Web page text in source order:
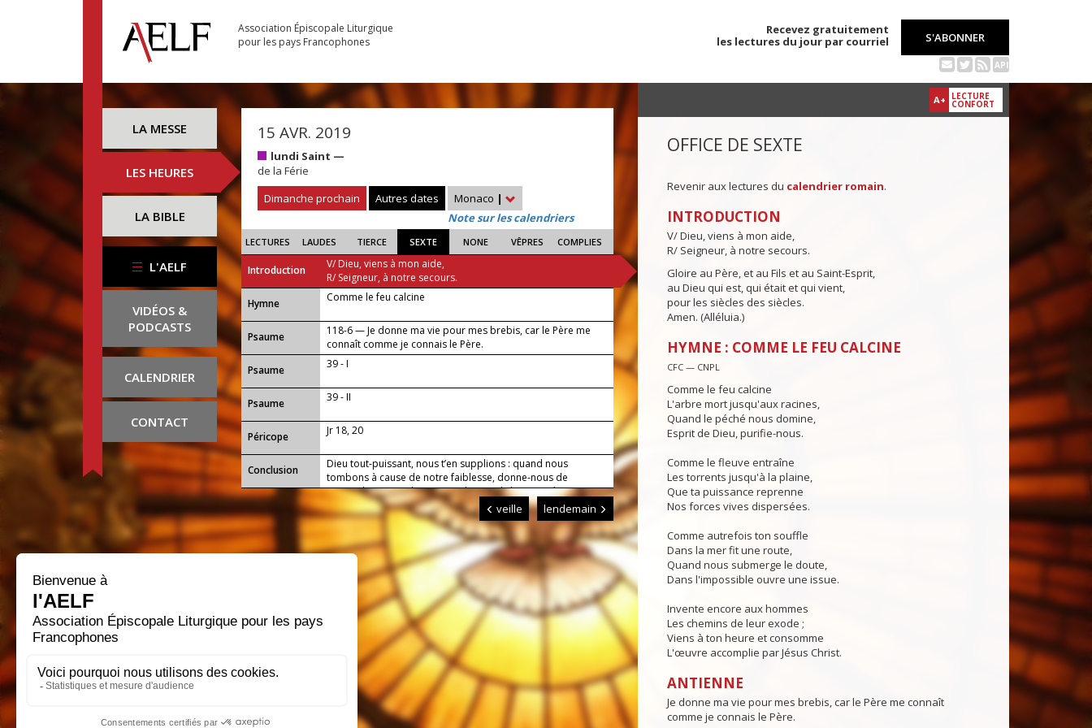
Association Épiscopale Liturgique
pour les pays Francophones
Recevez gratuitement
les lectures du jour par courriel
S'ABONNER
API
LA MESSE
LES HEURES
LA BIBLE
L'AELF
VIDÉOS &
PODCASTS
CALENDRIER
CONTACT
15 AVR. 2019
lundi Saint —
de la Férie
Dimanche prochain
Autres dates Monaco |
Note sur les calendriers
LECTURES LAUDES TIERCE SEXTE NONE VÊPRES COMPLIES
Introduction
V/ Dieu, viens à mon aide,
R/ Seigneur, à notre secours.
...
Hymne Comme le feu calcine
Psaume
118-6 — Je donne ma vie pour mes brebis, car le Père me
connaît comme je connais le Père.
Psaume
39 - I
Psaume 39 - II
Péricope Jr 18, 20
Conclusion
Dieu tout-puissant, nous t’en supplions : quand nous
tombons à cause de notre faiblesse, donne-nous de
reprendre vie par la passion de ton Fils bien-aimé. Lui qui
veille lendemain
A+ LECTURE
CONFORT
OFFICE DE SEXTE
Revenir aux lectures du calendrier romain.
INTRODUCTION
V/ Dieu, viens à mon aide,
R/ Seigneur, à notre secours.
Gloire au Père, et au Fils et au Saint-Esprit,
au Dieu qui est, qui était et qui vient,
pour les siècles des siècles.
Amen. (Alléluia.)
HYMNE : COMME LE FEU CALCINE
CFC — CNPL
Comme le feu calcine
L'arbre mort jusqu'aux racines,
Quand le péché nous domine,
Esprit de Dieu, purifie-nous.
Comme le fleuve entraîne
Les torrents jusqu'à la plaine,
Que ta puissance reprenne
Nos forces vives dispersées.
Comme autrefois ton souffle
Dans la mer fit une route,
Quand nous submerge le doute,
Dans l'impossible ouvre une issue.
Invente encore aux hommes
Les chemins de leur exode ;
Viens à ton heure et consomme
L'œuvre accomplie par Jésus Christ.
ANTIENNE
Je donne ma vie pour mes brebis, car le Père me connaît
comme je connais le Père.